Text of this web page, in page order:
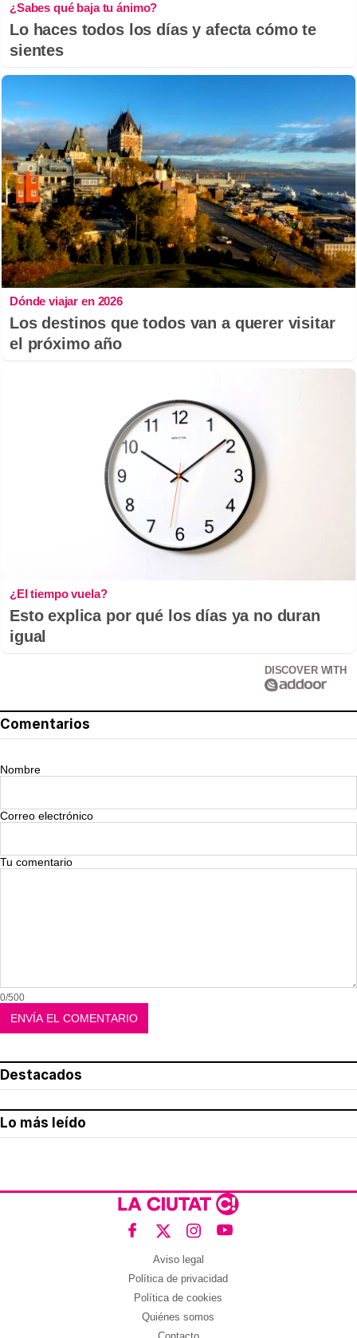
¿Sabes qué baja tu ánimo?
Lo haces todos los días y afecta cómo te
sientes
Dónde viajar en 2026
Los destinos que todos van a querer visitar
el próximo año
¿El tiempo vuela?
Esto explica por qué los días ya no duran
igual
DISCOVER WITH
Comentarios
Nombre
Correo electrónico
Tu comentario
0/500
Destacados
Lo más leído
Aviso legal
Política de privacidad
Política de cookies
Quiénes somos